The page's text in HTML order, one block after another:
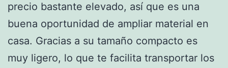
precio bastante elevado, así que es una
buena oportunidad de ampliar material en
casa. Gracias a su tamaño compacto es
muy ligero, lo que te facilita transportar los